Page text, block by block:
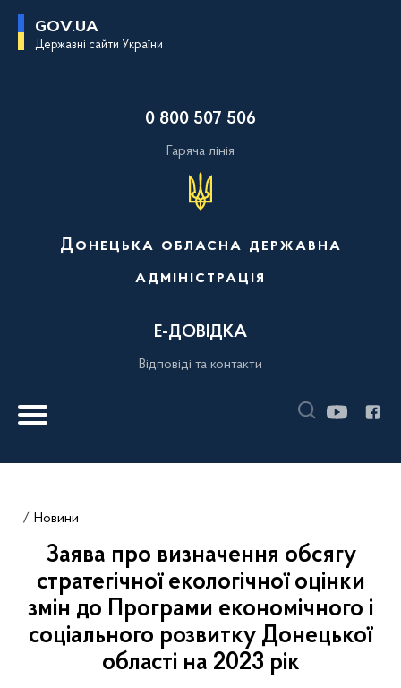
GOV.UA
Державні сайти України
0 800 507 506
Гаряча лінія
Донецька обласна державна
адміністрація
Е-ДОВІДКА
Відповіді та контакти
Новини
Заява про визначення обсягу
стратегічної екологічної оцінки
змін до Програми економічного і
соціального розвитку Донецької
області на 2023 рік